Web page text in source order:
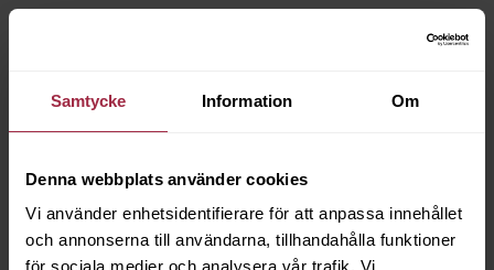
Samtycke Information Om
Denna webbplats använder cookies
Vi använder enhetsidentifierare för att anpassa innehållet
och annonserna till användarna, tillhandahålla funktioner
för sociala medier och analysera vår trafik. Vi